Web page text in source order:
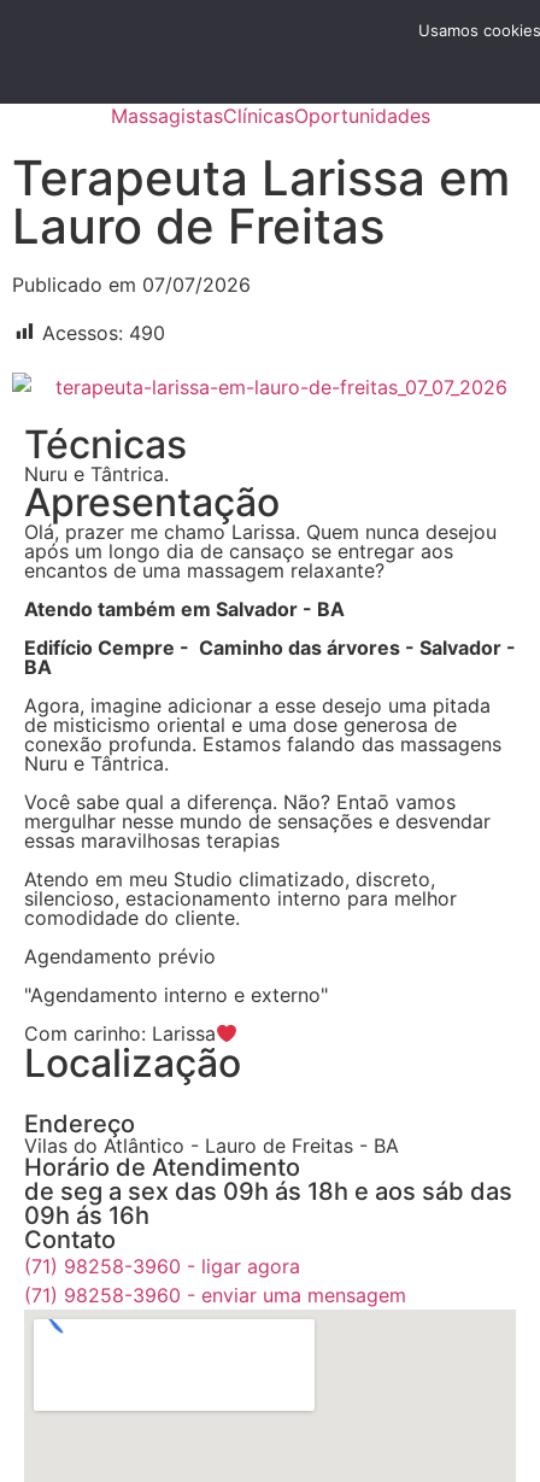
MassagistasClínicasOportunidades
Terapeuta Larissa em
Lauro de Freitas
Publicado em 07/07/2026
Acessos: 490
Técnicas
Nuru e Tântrica.
Apresentação
Olá, prazer me chamo Larissa. Quem nunca desejou
após um longo dia de cansaço se entregar aos
encantos de uma massagem relaxante?
Atendo também em Salvador - BA
Edifício Cempre - Caminho das árvores - Salvador -
BA
Agora, imagine adicionar a esse desejo uma pitada
de misticismo oriental e uma dose generosa de
conexão profunda. Estamos falando das massagens
Nuru e Tântrica.
Você sabe qual a diferença. Não? Entaō vamos
mergulhar nesse mundo de sensações e desvendar
essas maravilhosas terapias
Atendo em meu Studio climatizado, discreto,
silencioso, estacionamento interno para melhor
comodidade do cliente.
Agendamento prévio
"Agendamento interno e externo"
Com carinho: Larissa
Localização
Endereço
Vilas do Atlântico - Lauro de Freitas - BA
Horário de Atendimento
de seg a sex das 09h ás 18h e aos sáb das
09h ás 16h
Contato
(71) 98258-3960 - ligar agora
(71) 98258-3960 - enviar uma mensagem
Usamos